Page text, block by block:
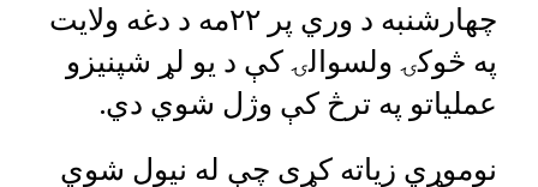
چهارشنبه د وري پر ۲۲مه د دغه ولایت
په څوکۍ ولسوالۍ کې د یو لړ شپنیزو
عملیاتو په ترڅ کې وژل شوي دي.
نوموړي زیاته کړی چې له نیول شوي